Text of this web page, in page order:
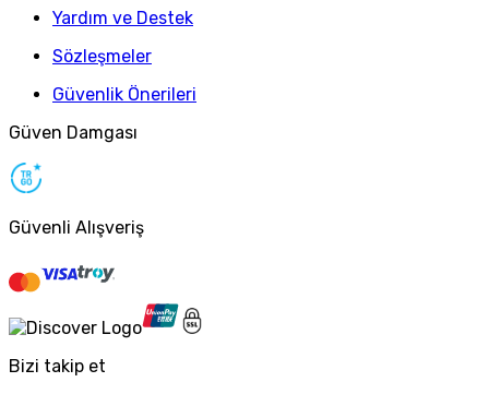
Yardım ve Destek
Sözleşmeler
Güvenlik Önerileri
Güven Damgası
Güvenli Alışveriş
Bizi takip et